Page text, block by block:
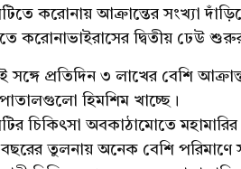
করোনায় আক্রান্তের সংখ্যা
করোনাভাইরাসের দ্বিতীয় ঢেউ
সঙ্গে প্রতিদিন ৩ লাখের বেশি
হিমশিম খাচ্ছে।
চিকিৎসা অবকাঠামোতে
তুলনায় অনেক বেশি পরিমাণে